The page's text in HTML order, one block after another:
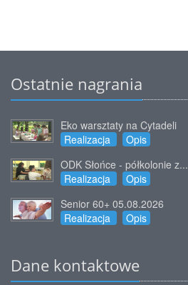
Ostatnie nagrania
Eko warsztaty na Cytadeli
Realizacja
Opis
ODK Słońce - półkolonie z...
Realizacja
Opis
Senior 60+ 05.08.2026
Realizacja
Opis
Dane kontaktowe